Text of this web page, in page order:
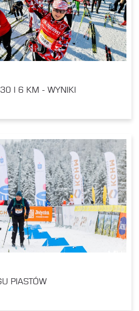
I 6 KM - WYNIKI
PIASTÓW